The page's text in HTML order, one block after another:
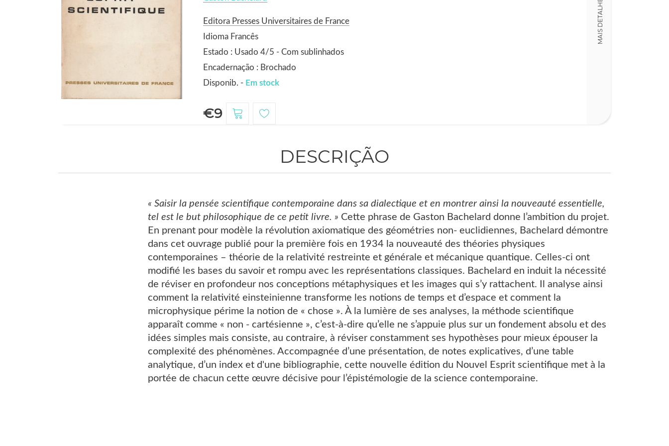
Editora Presses Universitaires de France
Idioma Francês
Estado : Usado 4/5 - Com sublinhados
Encadernação : Brochado
Disponib. - Em stock
€9
MAIS DETALHES
DESCRIÇÃO
« Saisir la pensée scientifique contemporaine dans sa dialectique et en montrer ainsi la nouveauté essentielle,
tel est le but philosophique de ce petit livre. » Cette phrase de Gaston Bachelard donne l’ambition du projet.
En prenant pour modèle la révolution axiomatique des géométries non- euclidiennes, Bachelard démontre
dans cet ouvrage publié pour la première fois en 1934 la nouveauté des théories physiques
contemporaines – théorie de la relativité restreinte et générale et mécanique quantique. Celles-ci ont
modifié les bases du savoir et rompu avec les représentations classiques. Bachelard en induit la nécessité
de réviser en profondeur nos conceptions métaphysiques et les images qui s’y rattachent. Il analyse ainsi
comment la relativité einsteinienne transforme les notions de temps et d’espace et comment la
microphysique périme la notion de « chose ». À la lumière de ses analyses, la méthode scientifique
apparaît comme « non - cartésienne », c’est-à-dire qu’elle ne s’appuie plus sur un fondement absolu et des
idées simples mais consiste, au contraire, à réviser constamment ses hypothèses pour mieux épouser la
complexité des phénomènes. Accompagnée d’une présentation, de notes explicatives, d’une table
analytique, d’un index et d'une bibliographie, cette nouvelle édition du Nouvel Esprit scientifique met à la
portée de chacun cette œuvre décisive pour l’épistémologie de la science contemporaine.